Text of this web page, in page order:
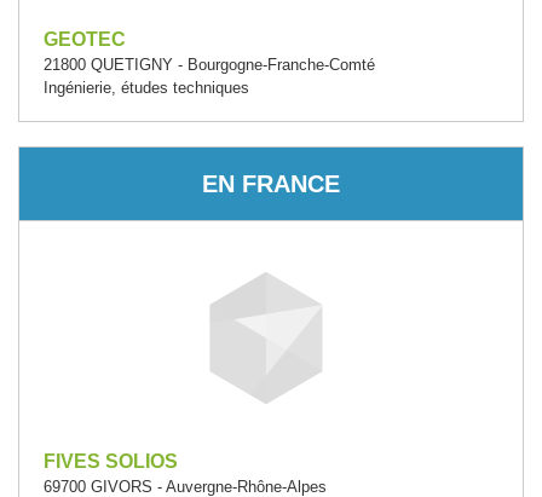
GEOTEC
21800 QUETIGNY - Bourgogne-Franche-Comté
Ingénierie, études techniques
EN FRANCE
FIVES SOLIOS
69700 GIVORS - Auvergne-Rhône-Alpes